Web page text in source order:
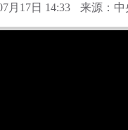
月17日 14:33 来源：中